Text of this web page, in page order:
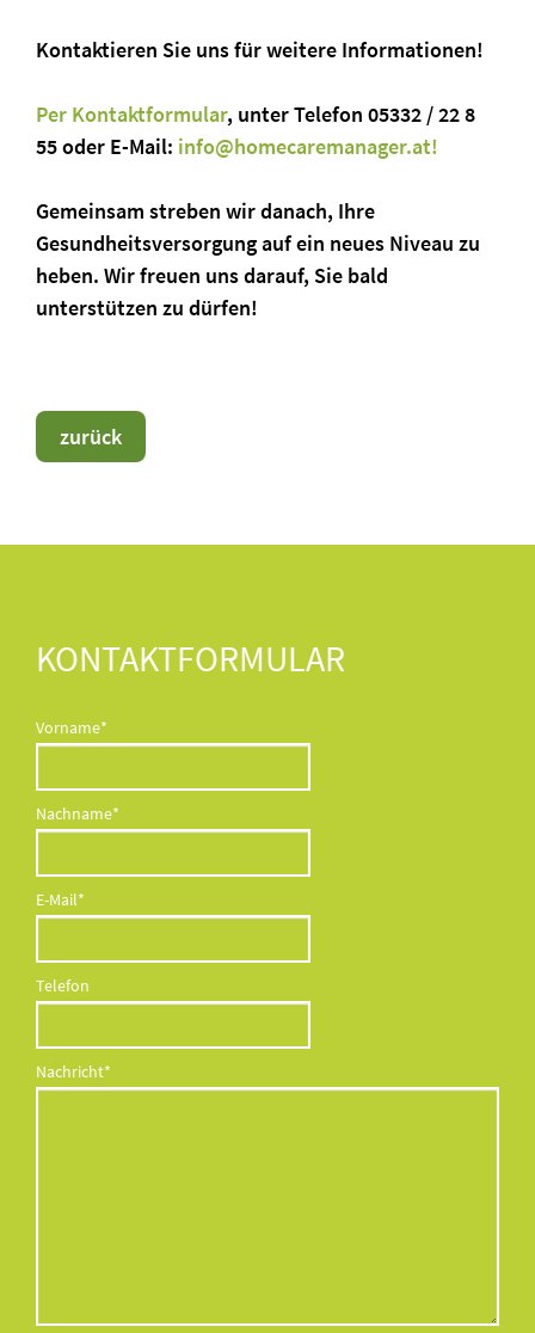
Kontaktieren Sie uns für weitere Informationen!
Per Kontaktformular, unter Telefon 05332 / 22 8
55 oder E-Mail: info@homecaremanager.at!
Gemeinsam streben wir danach, Ihre
Gesundheitsversorgung auf ein neues Niveau zu
heben. Wir freuen uns darauf, Sie bald
unterstützen zu dürfen!
zurück
KONTAKTFORMULAR
Pflichtfeld
Vorname*
Pflichtfeld
Nachname*
Pflichtfeld
E-Mail*
Telefon
Pflichtfeld
Nachricht*